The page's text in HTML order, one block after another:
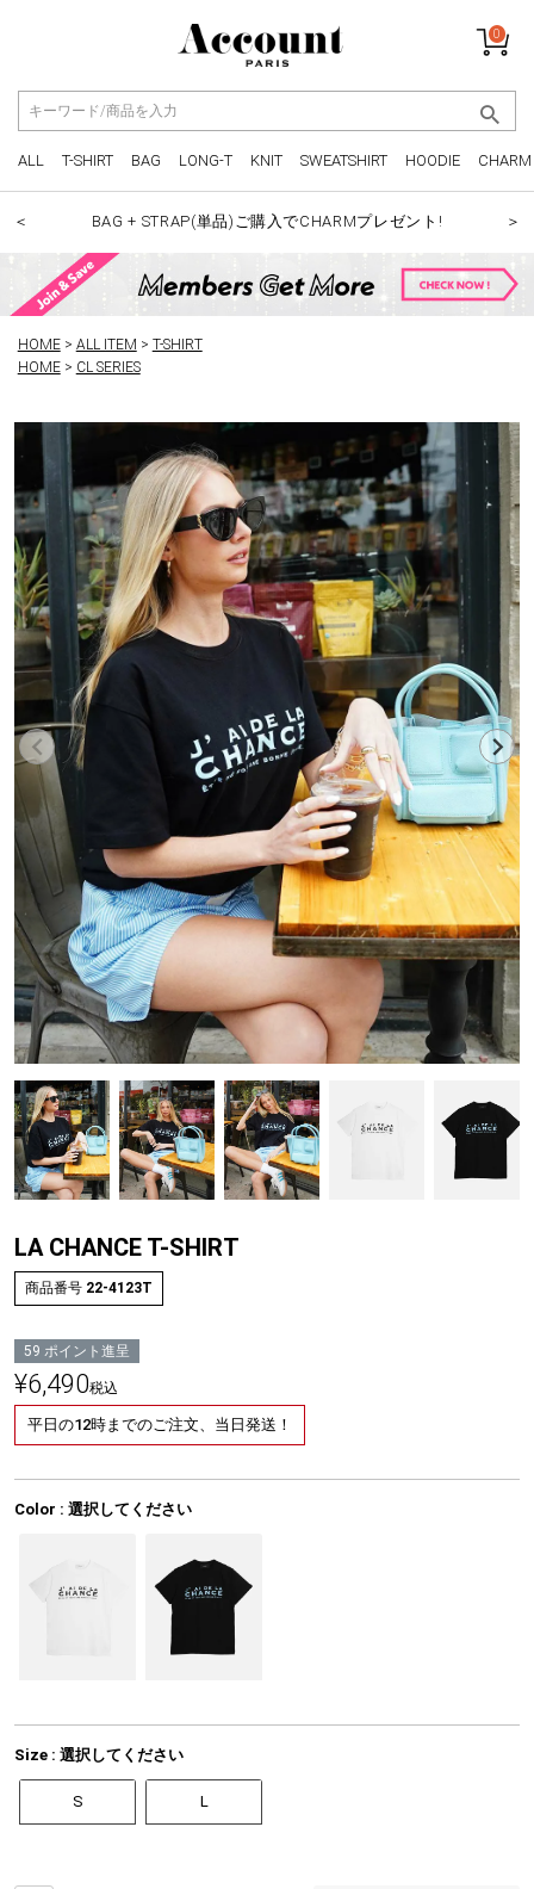
0
ALL T-SHIRT BAG LONG-T KNIT SWEATSHIRT HOODIE CHARM
＜ BAG + STRAP(単品)ご購入でCHARMプレゼント! ＞
HOME ALL ITEM
T-SHIRT
HOME
CL SERIES
LA CHANCE T-SHIRT
商品番号 22-4123T
59 ポイント進呈
¥6,490税込
平日の12時までのご注文、当日発送！
Color 選択してください
Size 選択してください
S L